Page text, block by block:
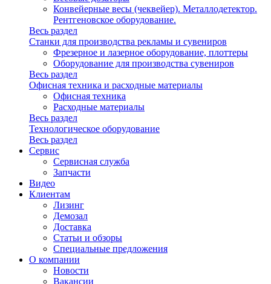
Конвейерные весы (чеквейер). Металлодетектор.
Рентгеновское оборудование.
Весь раздел
Станки для производства рекламы и сувениров
Фрезерное и лазерное оборудование, плоттеры
Оборудование для производства сувениров
Весь раздел
Офисная техника и расходные материалы
Офисная техника
Расходные материалы
Весь раздел
Технологическое оборудование
Весь раздел
Сервис
Сервисная служба
Запчасти
Видео
Клиентам
Лизинг
Демозал
Доставка
Статьи и обзоры
Специальные предложения
О компании
Новости
Вакансии